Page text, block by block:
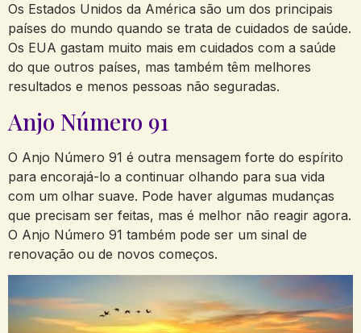
Os Estados Unidos da América são um dos principais
países do mundo quando se trata de cuidados de saúde.
Os EUA gastam muito mais em cuidados com a saúde
do que outros países, mas também têm melhores
resultados e menos pessoas não seguradas.
Anjo Número 91
O Anjo Número 91 é outra mensagem forte do espírito
para encorajá-lo a continuar olhando para sua vida
com um olhar suave. Pode haver algumas mudanças
que precisam ser feitas, mas é melhor não reagir agora.
O Anjo Número 91 também pode ser um sinal de
renovação ou de novos começos.